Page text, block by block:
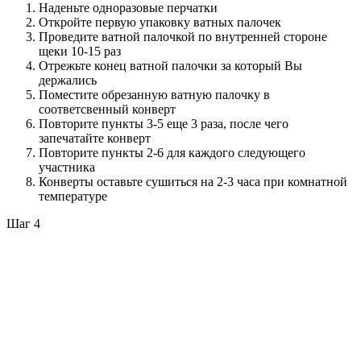
Наденьте одноразовые перчатки
Откройте первую упаковку ватных палочек
Проведите ватной палочкой по внутренней стороне
щеки 10-15 раз
Отрежьте конец ватной палочки за который Вы
держались
Поместите обрезанную ватную палочку в
соответсвенный конверт
Повторите пункты 3-5 еще 3 раза, после чего
запечатайте конверт
Повторите пункты 2-6 для каждого следующего
участника
Конверты оставьте сушиться на 2-3 часа при комнатной
температуре
Шаг 4